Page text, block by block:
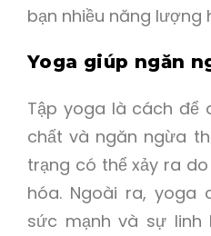
bạn nhiều năng lượng
Yoga giúp ngăn
Tập yoga là cách để
chất và ngăn ngừa
trạng có thể xảy ra
hóa. Ngoài ra, yoga
sức mạnh và sự